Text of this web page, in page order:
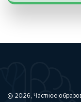
© 2026, Частное